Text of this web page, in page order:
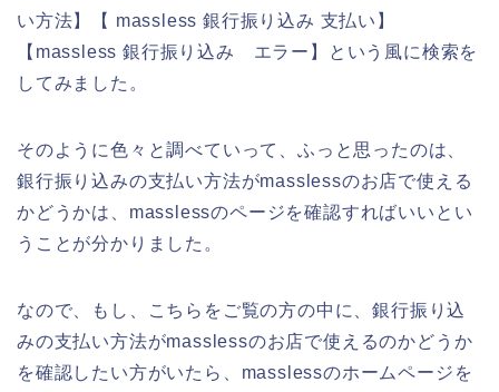
い方法】【 massless 銀行振り込み 支払い】
【massless 銀行振り込み エラー】という風に検索を
してみました。
そのように色々と調べていって、ふっと思ったのは、
銀行振り込みの支払い方法がmasslessのお店で使える
かどうかは、masslessのページを確認すればいいとい
うことが分かりました。
なので、もし、こちらをご覧の方の中に、銀行振り込
みの支払い方法がmasslessのお店で使えるのかどうか
を確認したい方がいたら、masslessのホームページを